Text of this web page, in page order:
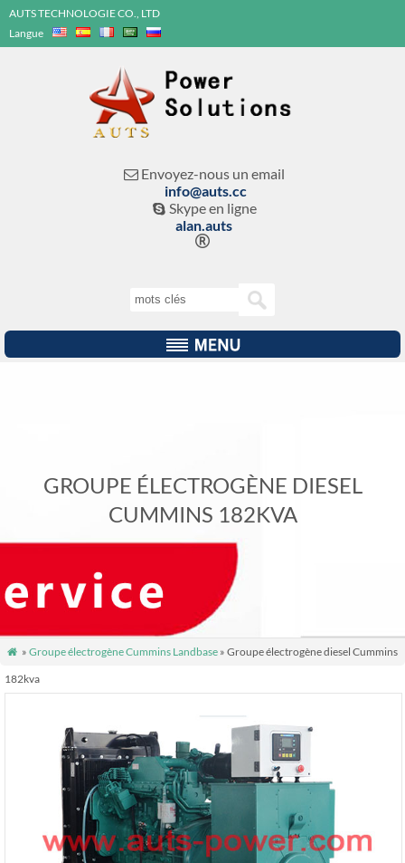
AUTS TECHNOLOGIE CO., LTD
Langue
 Envoyez-nous un email
info@auts.cc
 Skype en ligne
alan.auts

GROUPE ÉLECTROGÈNE DIESEL
CUMMINS 182KVA
 » Groupe électrogène Cummins Landbase» Groupe électrogène diesel Cummins
182kva